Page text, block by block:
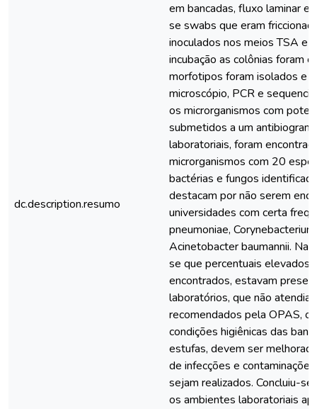
dc.description.resumo
em bancadas, fluxo laminar
se swabs que eram
inoculados nos meios TSA e
incubação as colônias foram
morfotipos foram isolados e
microscópio, PCR e
os microrganismos com
submetidos a um
laboratoriais, foram
microrganismos com 20
bactérias e fungos
destacam por não serem
universidades com certa
pneumoniae,
Acinetobacter baumannii. Na
se que percentuais elevados
encontrados, estavam
laboratórios, que não
recomendados pela OPAS, o
condições higiênicas das
estufas, devem ser
de infecções e
sejam realizados. Concluiu-
os ambientes laboratoriais